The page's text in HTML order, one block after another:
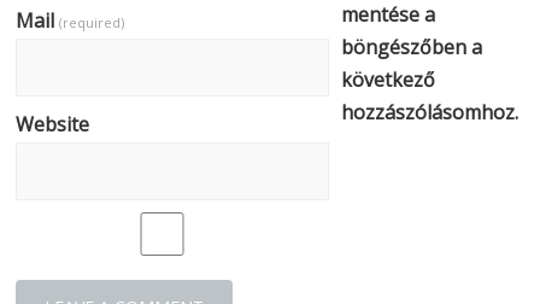
Mail(required)
Website
mentése a
böngészőben a
következő
hozzászólásomhoz.